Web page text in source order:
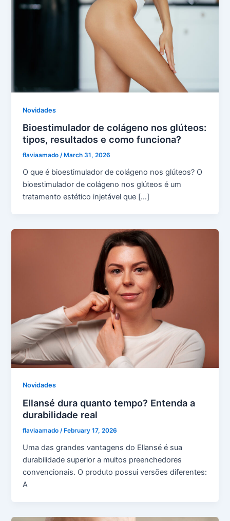
Novidades
Bioestimulador de colágeno nos glúteos:
tipos, resultados e como funciona?
flaviaamado/ March 31, 2026
O que é bioestimulador de colágeno nos glúteos? O
bioestimulador de colágeno nos glúteos é um
tratamento estético injetável que […]
Novidades
Ellansé dura quanto tempo? Entenda a
durabilidade real
flaviaamado/ February 17, 2026
Uma das grandes vantagens do Ellansé é sua
durabilidade superior a muitos preenchedores
convencionais. O produto possui versões diferentes:
A